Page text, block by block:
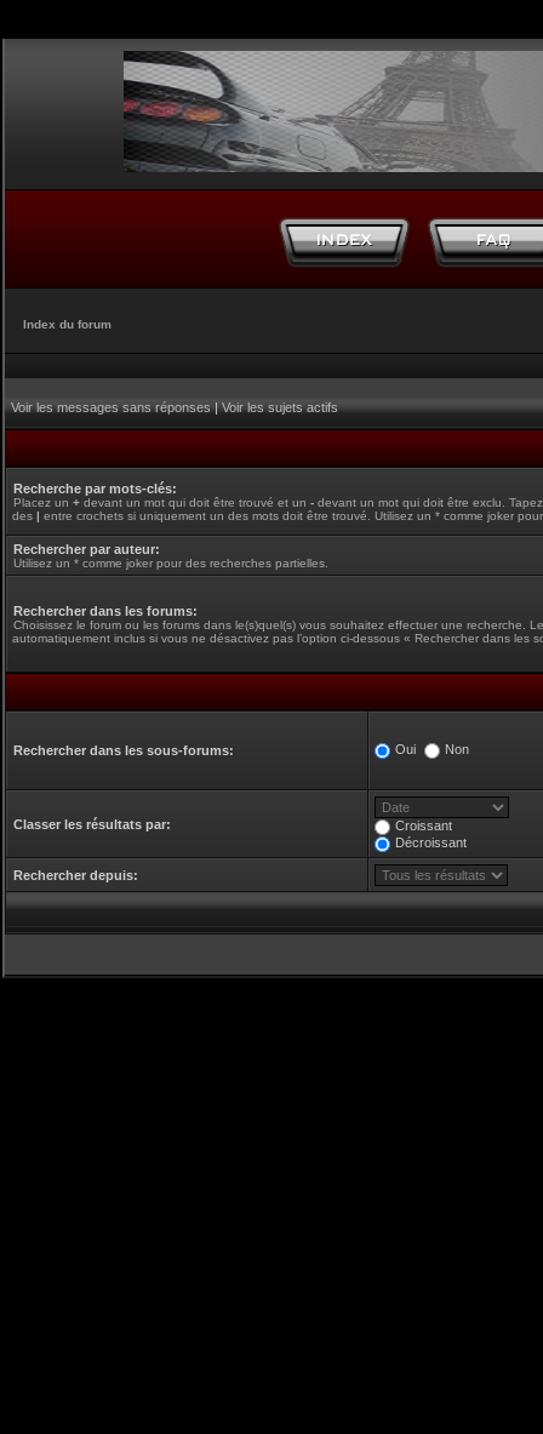
Index du forum
Voir les messages sans réponses|Voir les sujets actifs
Recherche par mots-clés:
Placez un + devant un mot qui doit être trouvé et un - devant un mot qui doit être exclu.
des | entre crochets si uniquement un des mots doit être trouvé. Utilisez un * comme joker
Rechercher par auteur:
Utilisez un * comme joker pour des recherches partielles.
Rechercher dans les forums:
Choisissez le forum ou les forums dans le(s)quel(s) vous souhaitez effectuer une recherche.
automatiquement inclus si vous ne désactivez pas l’option ci-dessous « Rechercher dans les
Rechercher dans les sous-forums: Oui Non
Classer les résultats par:
Croissant
Décroissant
Rechercher depuis: